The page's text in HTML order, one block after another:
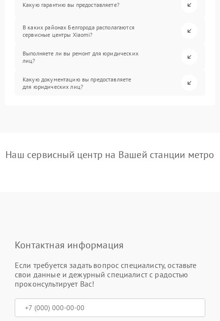
Какую гарантию вы предоставляете?
В каких районах Белгорода располагаются
сервисные центры Xiaomi?
Выполняете ли вы ремонт для юридических
лиц?
Какую документацию вы предоставляете
для юридических лиц?
Наш сервисный центр на Вашей станции метро
Контактная информация
Если требуется задать вопрос специалисту, оставьте
свои данные и дежурный специалист с радостью
проконсультирует Вас!